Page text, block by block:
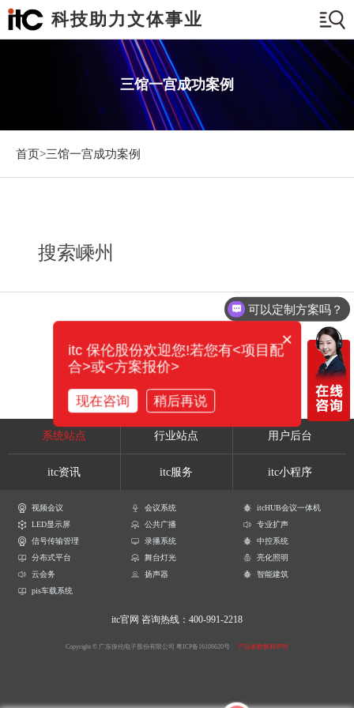
科技助力文体事业
三馆一宫成功案例
首页>三馆一宫成功案例
搜索嵊州
系统站点 行业站点 用户后台
itc资讯 itc服务 itc小程序
视频会议 会议系统
itcHUB会议一体机
LED显示屏
公共广播
专业扩声
信号传输管理
录播系统
中控系统
分布式平台
舞台灯光
亮化照明
云会务
扬声器
智能建筑
pis车载系统
itc官网 咨询热线：400-991-2218
Copyright © 广东保伦电子股份有限公司 粤ICP备16106620号 产品参数解释声明
可以定制方案吗？
×
itc 保伦股份欢迎您!若您有<项目配
合>或<方案报价>
现在咨询 稍后再说